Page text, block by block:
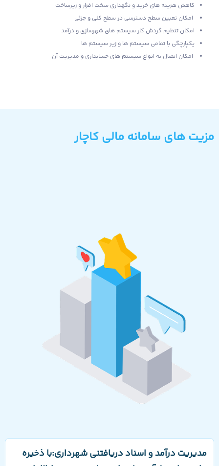
کاهش هزینه های خرید و نگهداری سخت افزار و زیرساخت
امکان تعیین سطح دسترسی در سطح کلی و جزئی
امکان تنظیم گردش کار سیستم های شهرسازی و درآمد
یکپارچگی با تمامی سیستم ها و زیر سیستم ها
امکان اتصال به انواع سیستم های حسابداری و مدیریت آن
مزیت های سامانه مالی کاچار
مدیریت درآمد و اسناد دریافتنی شهرداری:با ذخیره